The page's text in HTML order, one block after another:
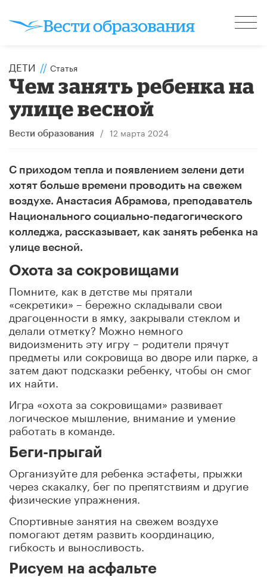
ДЕТИ // Статья
Чем занять ребенка на
улице весной
Вести образования / 12 марта 2024
С приходом тепла и появлением зелени дети
хотят больше времени проводить на свежем
воздухе. Анастасия Абрамова, преподаватель
Национального социально-педагогического
колледжа, рассказывает, как занять ребенка на
улице весной.
Охота за сокровищами
Помните, как в детстве мы прятали
«секретики» – бережно складывали свои
драгоценности в ямку, закрывали стеклом и
делали отметку? Можно немного
видоизменить эту игру – родители прячут
предметы или сокровища во дворе или парке, а
затем дают подсказки ребенку, чтобы он смог
их найти.
Игра «охота за сокровищами» развивает
логическое мышление, внимание и умение
работать в команде.
Беги-прыгай
Организуйте для ребенка эстафеты, прыжки
через скакалку, бег по препятствиям и другие
физические упражнения.
Спортивные занятия на свежем воздухе
помогают детям развить координацию,
гибкость и выносливость.
Рисуем на асфальте